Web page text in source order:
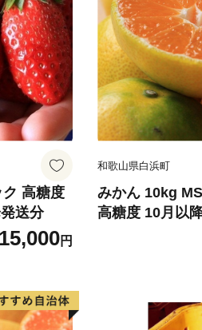
高糖度
送分
15,000円
和歌山県白浜町
みかん 10kg
高糖度 10月以